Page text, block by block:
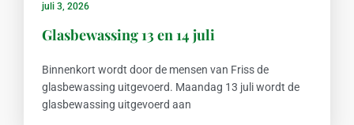
juli 3, 2026
Glasbewassing 13 en 14 juli
Binnenkort wordt door de mensen van Friss de
glasbewassing uitgevoerd. Maandag 13 juli wordt de
glasbewassing uitgevoerd aan